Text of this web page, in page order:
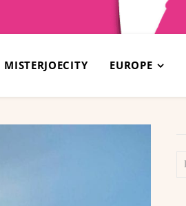
MISTERJOECITY EUROPE